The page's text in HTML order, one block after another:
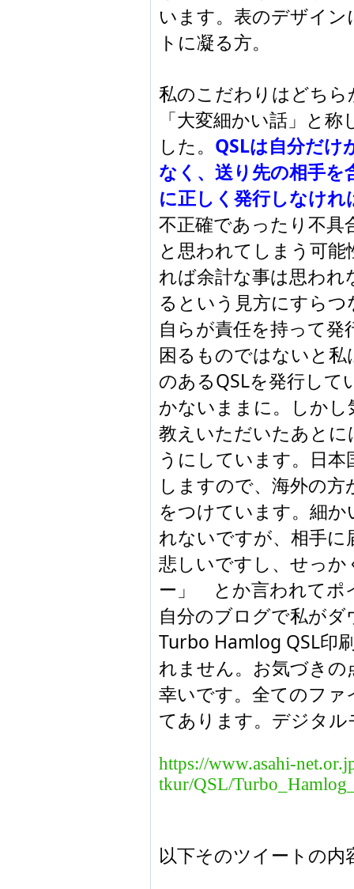
います。表のデザイ
トに凝る方。
私のこだわりはどち
「大変細かい話」と
した。 QSLは自分だけ
なく、送り先の相手
に正しく発行しなけ
不正確であったり不
と思われてしまう可
れば余計な事は思わ
るという見方にすら
自らが責任を持って
困るものではないと
のあるQSLを発行し
かないままに。しか
教えいただいたあと
うにしています。日
しますので、海外の
をつけています。細
れないですが、相手に
悲しいですし、せっ
ー」　とか言われて
自分のブログで私が
Turbo Hamlog QSL印
れません。お気づき
幸いです。全てのフ
てあります。デジタ
https://www.asahi-
tkur/QSL/
以下そのツイートの